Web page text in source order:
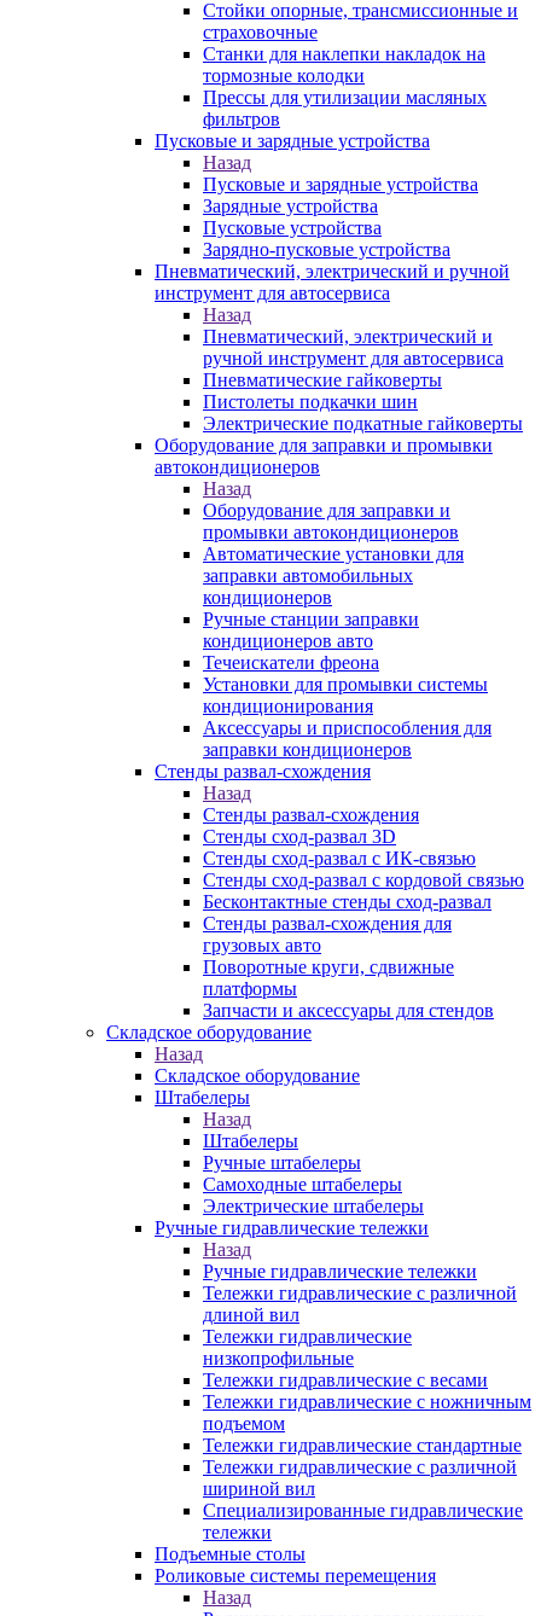
Стойки опорные, трансмиссионные и
страховочные
Станки для наклепки накладок на
тормозные колодки
Прессы для утилизации масляных
фильтров
Пусковые и зарядные устройства
Назад
Пусковые и зарядные устройства
Зарядные устройства
Пусковые устройства
Зарядно-пусковые устройства
Пневматический, электрический и ручной
инструмент для автосервиса
Назад
Пневматический, электрический и
ручной инструмент для автосервиса
Пневматические гайковерты
Пистолеты подкачки шин
Электрические подкатные гайковерты
Оборудование для заправки и промывки
автокондиционеров
Назад
Оборудование для заправки и
промывки автокондиционеров
Автоматические установки для
заправки автомобильных
кондиционеров
Ручные станции заправки
кондиционеров авто
Течеискатели фреона
Установки для промывки системы
кондиционирования
Аксессуары и приспособления для
заправки кондиционеров
Стенды развал-схождения
Назад
Стенды развал-схождения
Стенды сход-развал 3D
Стенды сход-развал с ИК-связью
Стенды сход-развал с кордовой связью
Бесконтактные стенды сход-развал
Стенды развал-схождения для
грузовых авто
Поворотные круги, сдвижные
платформы
Запчасти и аксессуары для стендов
Складское оборудование
Назад
Складское оборудование
Штабелеры
Назад
Штабелеры
Ручные штабелеры
Самоходные штабелеры
Электрические штабелеры
Ручные гидравлические тележки
Назад
Ручные гидравлические тележки
Тележки гидравлические с различной
длиной вил
Тележки гидравлические
низкопрофильные
Тележки гидравлические с весами
Тележки гидравлические с ножничным
подъемом
Тележки гидравлические стандартные
Тележки гидравлические с различной
шириной вил
Специализированные гидравлические
тележки
Подъемные столы
Роликовые системы перемещения
Назад